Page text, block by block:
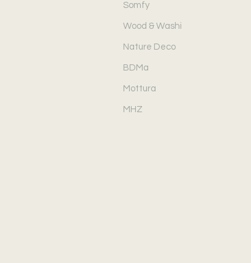
Somfy
Wood & Washi
Nature Deco
BDMa
Mottura
MHZ